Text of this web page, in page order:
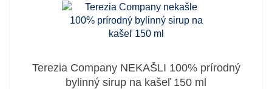
Terezia Company NEKAŠLI 100% prírodný
bylinný sirup na kašeľ 150 ml